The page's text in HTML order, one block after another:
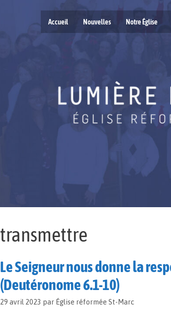
Accueil Nouvelles Notre Église
transmettre
Le Seigneur nous donne la
(Deutéronome 6.1-10)
29 avril 2023 par Église réformée St-Marc